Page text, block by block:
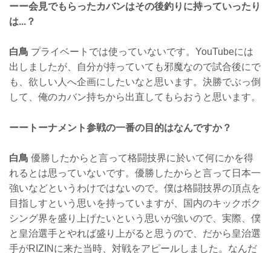
ーー会見でもらったカバンはその後釣りに持っていったり
は...？
白鳥 プライベートでは使っていないです。YouTubeには
出しましたが、自分が持っていても邪魔なので試合後にで
も、欲しい人へ企画にしたいなと思います。決勝でぶっ倒
して、俺のカバン持ちから出直してもらおうと思います。
ーートーナメント参戦の一番の目的はなんですか？
白鳥 優勝したからと言って格闘技界に於いて何にかを得
れるとは思っていないです。優勝したからと言って日本一
強いなどというわけではないので。僕は格闘技界の頂点を
目指しすという思いを持っていますが、国内のキックボク
シング界を盛り上げたいという思いが強いので、実際、僕
と皇治選手とやれば盛り上がると思うので、だから皇治選
手がRIZINに来た当時、対戦をアピールしました。なんだ